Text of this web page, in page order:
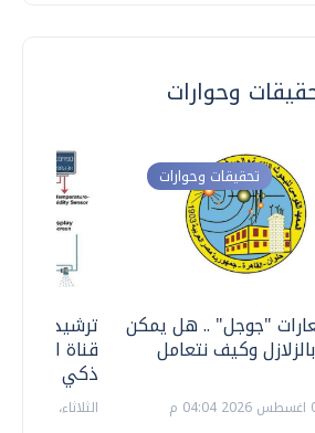
وحوارات
ترشيدا
قناة
ذكي
الثلاثاء، 14 يوليو 2026 06:11 م
تحقيقات وحوارات
"جوجل" .. هل يمكن
وكيف نتعامل